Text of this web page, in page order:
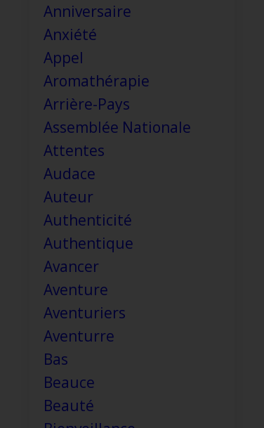
Anniversaire
Anxiété
Appel
Aromathérapie
Arrière-Pays
Assemblée Nationale
Attentes
Audace
Auteur
Authenticité
Authentique
Avancer
Aventure
Aventuriers
Aventurre
Bas
Beauce
Beauté